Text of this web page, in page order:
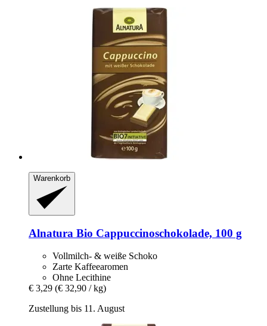
Warenkorb
Alnatura Bio Cappuccinoschokolade, 100 g
Vollmilch- & weiße Schoko
Zarte Kaffeearomen
Ohne Lecithine
€ 3,29 (€ 32,90 / kg)
Zustellung bis 11. August